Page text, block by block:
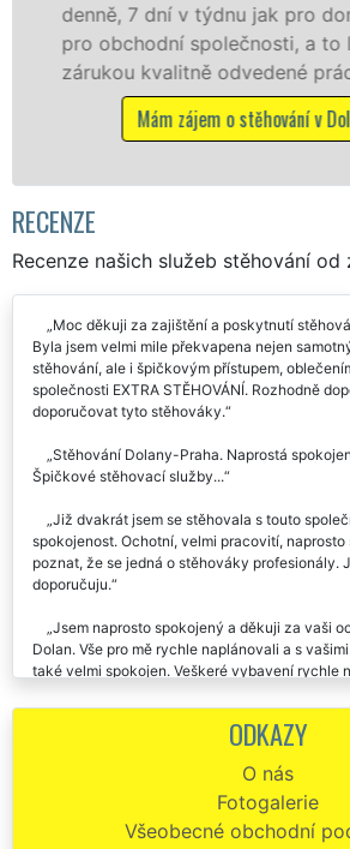
celém okresu
franchisové sítě
Nabízíme stěhovací
včetně víkendů a
Mám zájem o
RECENZE
Recenze našich služeb stěhování od
Moc děkuji za zajištění a poskytnutí
Byla jsem velmi mile překvapena nejen
stěhování, ale i špičkovým přístupem,
společnosti EXTRA STĚHOVÁNÍ. Rozhodně
doporučovat tyto stěhováky.
Stěhování Dolany-Praha. Naprostá
Špičkové stěhovací služby...
Již dvakrát jsem se stěhovala s touto
spokojenost. Ochotní, velmi pracovití,
poznat, že se jedná o stěhováky profesionály.
doporučuju.
Jsem naprosto spokojený a děkuji za vaši
Dolan. Vše pro mě rychle naplánovali a s
také velmi spokojen. Veškeré vybavení rychle
Děkuji za profesionální přístup a velkou
EXTRA STĚHOVÁNÍ mohu doporučit! Byla
překvapena, jak byl celý team stěhováků
ODKAZY
O nás
Fotogalerie
Všeobecné obchodní